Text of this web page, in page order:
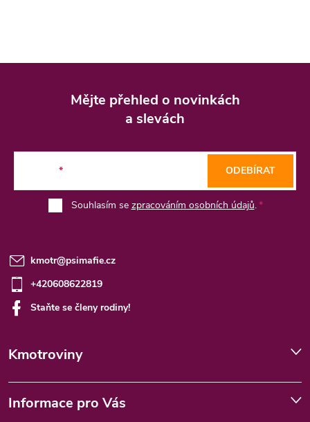
Mějte přehled o novinkách
a slevách
Souhlasím se zpracováním osobních údajů.
ODEBÍRAT
kmotr@psimafie.cz
+420608622819
Staňte se členy rodiny!
Kmotroviny
Informace pro Vás